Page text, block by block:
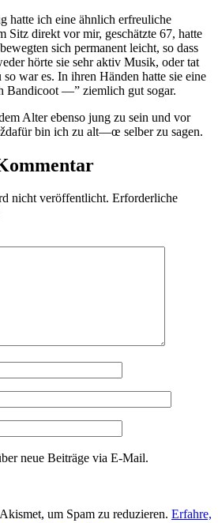
hatte ich eine ähnlich erfreuliche
Sitz direkt vor mir, geschätzte 67, hatte
sich permanent leicht, so dass
hörte sie sehr aktiv Musik, oder tat
so war es. In ihren Händen hatte sie eine
Bandicoot —” ziemlich gut sogar.
Alter ebenso jung zu sein und vor
bin ich zu alt—œ selber zu sagen.
nicht veröffentlicht. Erforderliche
neue Beiträge via E-Mail.
um Spam zu reduzieren. Erfahre,